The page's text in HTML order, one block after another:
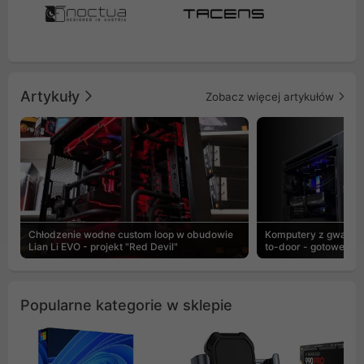
Artykuły Zobacz więcej artykułów
Chłodzenie wodne custom loop w obudowie
Lian Li EVO - projekt "Red Devil"
Komputery z
to-door - gotowe
Popularne kategorie w sklepie